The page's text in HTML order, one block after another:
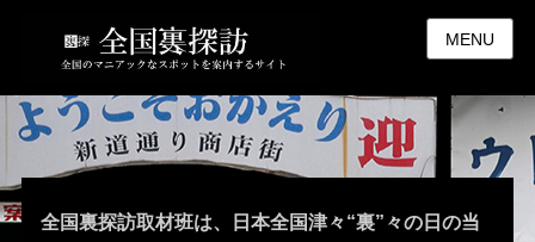
MENU
全国裏探訪取材班は、日本全国津々“裏”々の日の当